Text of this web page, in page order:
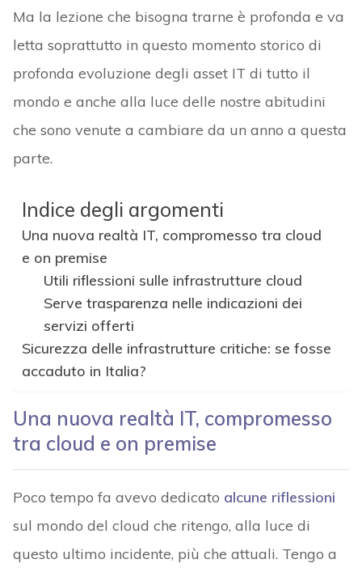
Ma la lezione che bisogna trarne è profonda e va
letta soprattutto in questo momento storico di
profonda evoluzione degli asset IT di tutto il
mondo e anche alla luce delle nostre abitudini
che sono venute a cambiare da un anno a questa
parte.
Indice degli argomenti
Una nuova realtà IT, compromesso tra cloud
e on premise
Utili riflessioni sulle infrastrutture cloud
Serve trasparenza nelle indicazioni dei
servizi offerti
Sicurezza delle infrastrutture critiche: se fosse
accaduto in Italia?
Una nuova realtà IT, compromesso
tra cloud e on premise
Poco tempo fa avevo dedicato alcune riflessioni
sul mondo del cloud che ritengo, alla luce di
questo ultimo incidente, più che attuali. Tengo a